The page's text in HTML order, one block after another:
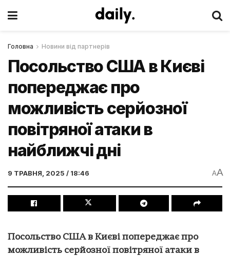
Головна Новини від партнерів
Посольство США в Києві
попереджає про
можливість серйозної
повітряної атаки в
найближчі дні
9 ТРАВНЯ, 2025 / 18:46 AA
Посольство США в Києві попереджає про
можливість серйозної повітряної атаки в